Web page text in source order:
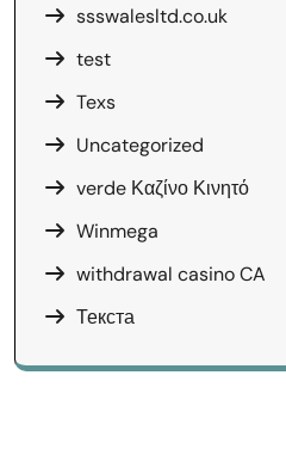
ssswalesltd.co.uk
test
Texs
Uncategorized
verde Καζίνο Κινητό
Winmega
withdrawal casino CA
Текста